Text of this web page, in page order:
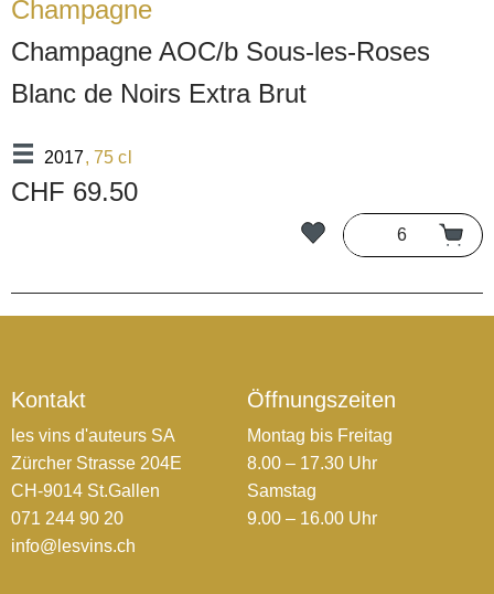
Champagne
Champagne AOC/b Sous-les-Roses
Blanc de Noirs Extra Brut
2017, 75 cl
CHF 69.50
Kontakt
les vins d'auteurs SA
Zürcher Strasse 204E
CH-9014 St.Gallen
071 244 90 20
info@lesvins.ch
Öffnungszeiten
Montag bis Freitag
8.00 – 17.30 Uhr
Samstag
9.00 – 16.00 Uhr